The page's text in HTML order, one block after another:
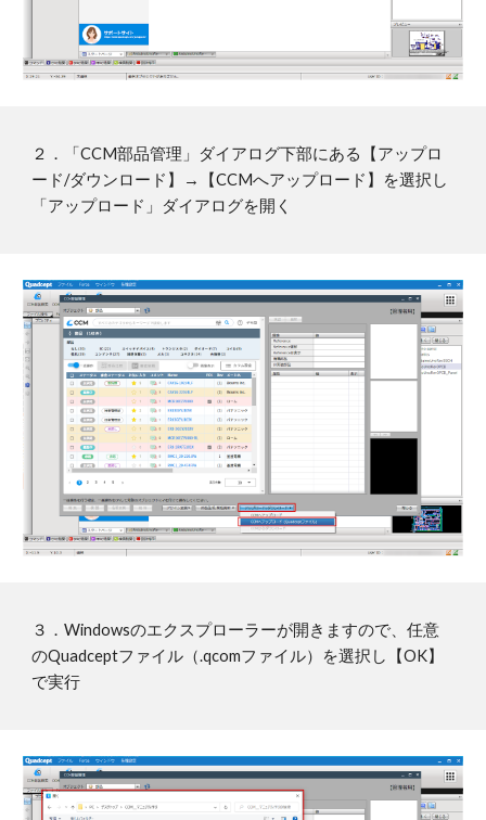
２．「CCM部品管理」ダイアログ下部にある【アップロ
ード/ダウンロード】→【CCMへアップロード】を選択し
「アップロード」ダイアログを開く
３．Windowsのエクスプローラーが開きますので、任意
のQuadceptファイル（.qcomファイル） を選択し【OK】
で実行